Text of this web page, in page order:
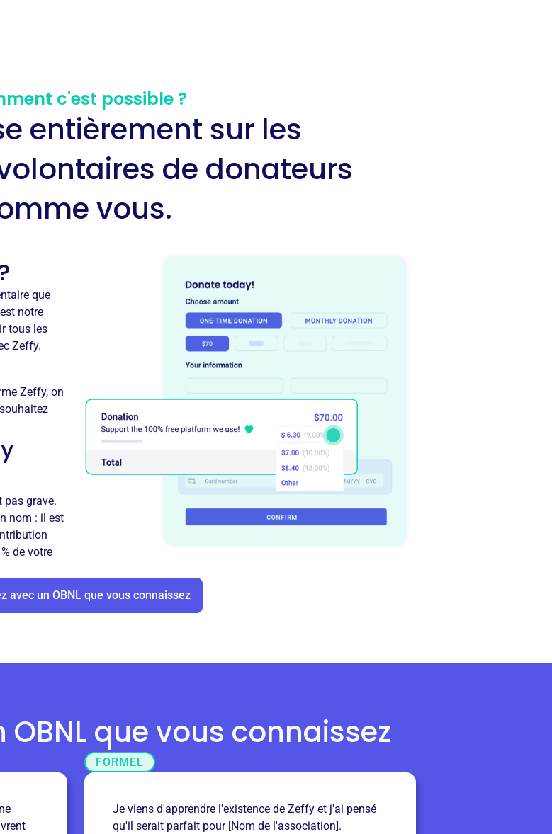
c'est possible ?
entièrement sur les
de donateurs
vous.
que
notre
tous les
Zeffy.
Zeffy, on
pas grave.
nom : il est
de votre
avec un OBNL que vous connaissez
que vous connaissez
FORMEL
Je viens d'apprendre l'existence de Zeffy et j'ai pensé
qu'il serait parfait pour [Nom de l'association].